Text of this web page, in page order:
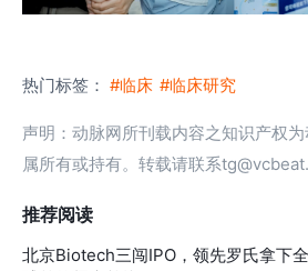
热门标签： #临床 #临床研究
声明：动脉网所刊载内容之知识产权
属所有或持有。转载请联系
推荐阅读
北京Biotech三闯IPO，领先罗氏拿下全